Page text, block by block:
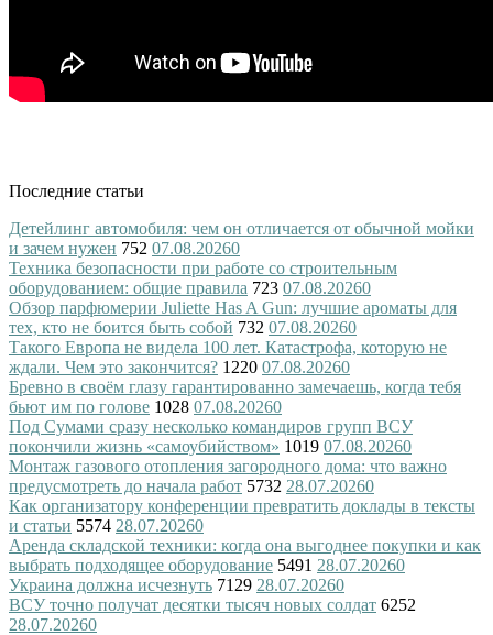
Последние статьи
Детейлинг автомобиля: чем он отличается от обычной мойки
и зачем нужен 752 07.08.20260
Техника безопасности при работе со строительным
оборудованием: общие правила 723 07.08.20260
Обзор парфюмерии Juliette Has A Gun: лучшие ароматы для
тех, кто не боится быть собой 732 07.08.20260
Такого Европа не видела 100 лет. Катастрофа, которую не
ждали. Чем это закончится? 1220 07.08.20260
Бревно в своём глазу гарантированно замечаешь, когда тебя
бьют им по голове 1028 07.08.20260
Под Сумами сразу несколько командиров групп ВСУ
покончили жизнь «самоубийством» 1019 07.08.20260
Монтаж газового отопления загородного дома: что важно
предусмотреть до начала работ 5732 28.07.20260
Как организатору конференции превратить доклады в тексты
и статьи 5574 28.07.20260
Аренда складской техники: когда она выгоднее покупки и как
выбрать подходящее оборудование 5491 28.07.20260
Украина должна исчезнуть 7129 28.07.20260
ВСУ точно получат десятки тысяч новых солдат 6252
28.07.20260